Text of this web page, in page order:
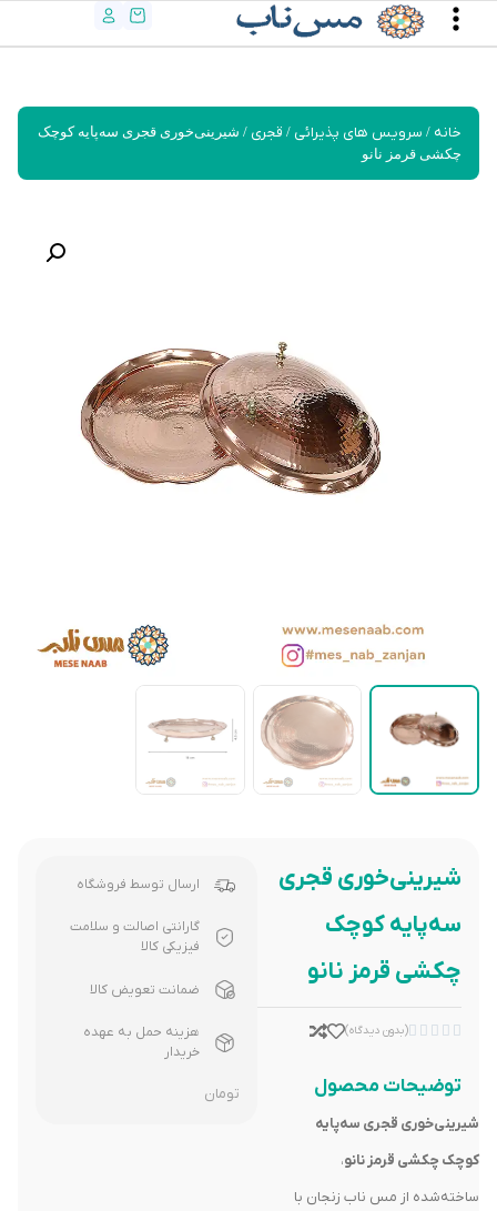
خانه / سرویس های پذیرائی / قجری / شیرینی‌خوری قجری سه‌پایه کوچک
چکشی قرمز نانو
شیرینی‌خوری قجری
سه‌پایه کوچک
چکشی قرمز نانو




(بدون دیدگاه)
توضیحات محصول
شیرینی‌خوری قجری سه‌پایه
کوچک چکشی قرمز نانو،
ساخته‌شده از مس ناب زنجان با
ارسال توسط فروشگاه
گارانتی اصالت و سلامت
فیزیکی کالا
ضمانت تعویض کالا
هزینه حمل به عهده
خریدار
تومان